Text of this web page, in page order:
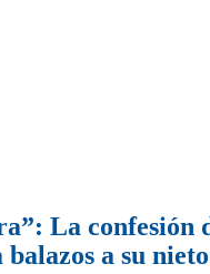
La confesión
balazos a su nieto